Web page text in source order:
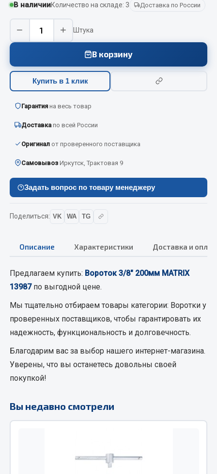
Аксессуары автомобильные
Брызговики
Показать ещё
Весь раздел
Масла
Технические жидкости
Гайки
Кольца стопорные
Пробки
Пружины
Хомуты
Показать ещё
Весь раздел
Соединительные элементы
В наличииКоличество на складе: 3 Доставка по России
− + Штука
В корзину
Купить в 1 клик
Гарантия на весь товар
Доставка по всей России
Оригинал от проверенного поставщика
Самовывоз Иркутск, Трактовая 9
Задать вопрос по товару менеджеру
Поделиться: VK WA TG
Описание Характеристики Доставка и
Предлагаем купить: Вороток 3/8" 200мм MATRIX
13987по выгодной цене.
Мы тщательно отбираем товары категории: Воротки у
проверенных поставщиков, чтобы гарантировать их
надежность, функциональность и долговечность.
Благодарим вас за выбор нашего интернет-магазина.
Уверены, что вы останетесь довольны своей
покупкой!
Вы недавно смотрели